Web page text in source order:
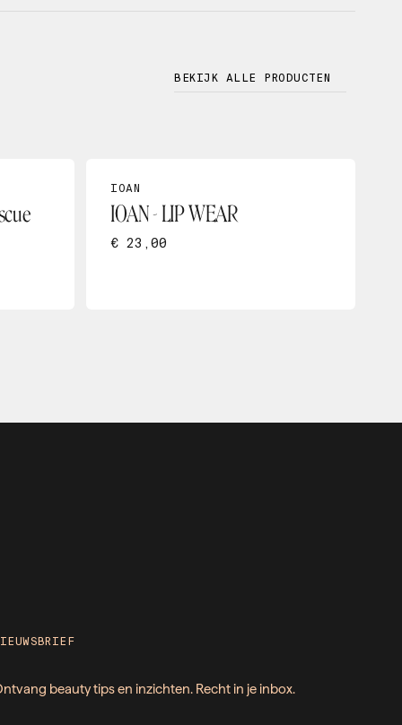
BEKIJK ALLE PRODUCTEN
IOAN
IOAN - LIP WEAR
€ 23,00
beauty tips en inzichten. Recht in je inbox.